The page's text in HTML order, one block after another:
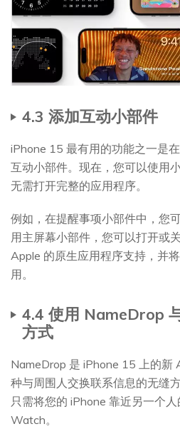
4.3 添加互动小部件
iPhone 15 最有用的功能之一是
互动小部件。现在，您可以使用
无需打开完整的应用程序。
例如，在提醒事项小部件中，您
用主屏幕小部件，您可以打开或
Apple 的原生应用程序支持，并
用。
4.4 使用 NameDrop
方式
NameDrop 是 iPhone 15 上的新
种与周围人交换联系信息的无缝
只需将您的 iPhone 靠近另一个
Watch。